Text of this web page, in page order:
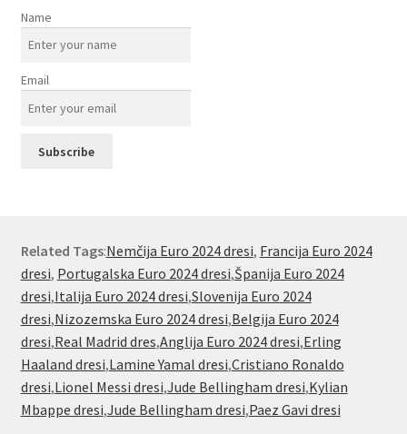
Name
Email
Related Tags:Nemčija Euro 2024 dresi, Francija Euro 2024
dresi, Portugalska Euro 2024 dresi,Španija Euro 2024
dresi,Italija Euro 2024 dresi,Slovenija Euro 2024
dresi,Nizozemska Euro 2024 dresi,Belgija Euro 2024
dresi,Real Madrid dres,Anglija Euro 2024 dresi,Erling
Haaland dresi,Lamine Yamal dresi,Cristiano Ronaldo
dresi,Lionel Messi dresi,Jude Bellingham dresi,Kylian
Mbappe dresi,Jude Bellingham dresi,Paez Gavi dresi